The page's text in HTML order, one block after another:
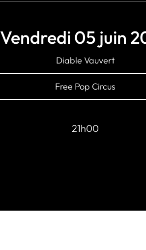
Vendredi 05 juin
Diable Vauvert
Free Pop Circus
21h00